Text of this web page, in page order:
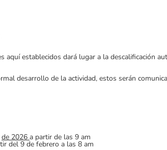
establecidos dará lugar a la descalificación
desarrollo de la actividad, estos serán
de 2026 a partir de las 9 am
del 9 de febrero a las 8 am